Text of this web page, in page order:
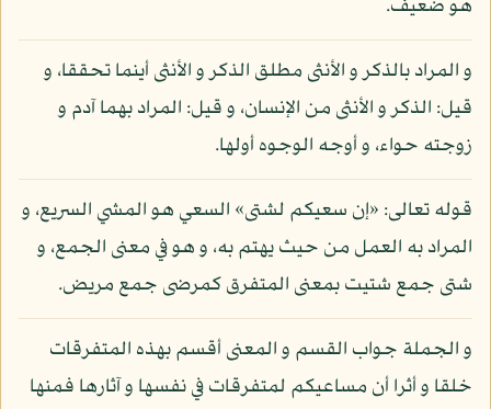
هو ضعيف.
و المراد بالذكر و الأنثى مطلق الذكر و الأنثى أينما تحققا، و
قيل: الذكر و الأنثى من الإنسان، و قيل: المراد بهما آدم و
زوجته حواء، و أوجه الوجوه أولها.
قوله تعالى: «إن سعيكم لشتى» السعي هو المشي السريع، و
المراد به العمل من حيث يهتم به، و هو في معنى الجمع، و
شتى جمع شتيت بمعنى المتفرق كمرضى جمع مريض.
و الجملة جواب القسم و المعنى أقسم بهذه المتفرقات
خلقا و أثرا أن مساعيكم لمتفرقات في نفسها و آثارها فمنها